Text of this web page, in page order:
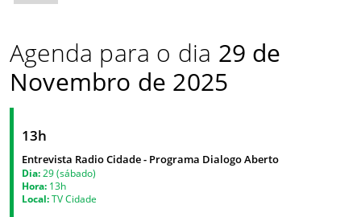
Agenda para o dia 29 de
Novembro de 2025
13h
Entrevista Radio Cidade - Programa Dialogo Aberto
Dia: 29 (sábado)
Hora: 13h
Local:TV Cidade